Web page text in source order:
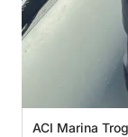
ACI Marina